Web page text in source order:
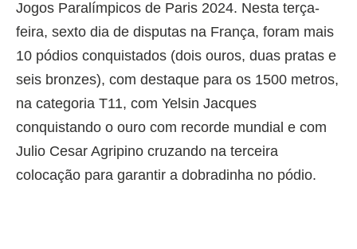
Jogos Paralímpicos de Paris 2024. Nesta terça-
feira, sexto dia de disputas na França, foram mais
10 pódios conquistados (dois ouros, duas pratas e
seis bronzes), com destaque para os 1500 metros,
na categoria T11, com Yelsin Jacques
conquistando o ouro com recorde mundial e com
Julio Cesar Agripino cruzando na terceira
colocação para garantir a dobradinha no pódio.